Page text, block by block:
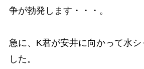
争が勃発します・・・。
急に、K君が安井に向かって水シ
した。